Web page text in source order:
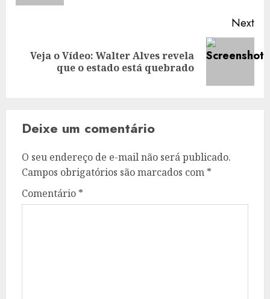
Next
Next
Veja o Vídeo: Walter Alves revela
que o estado está quebrado
Deixe um comentário
O seu endereço de e-mail não será publicado.
Campos obrigatórios são marcados com *
Comentário *